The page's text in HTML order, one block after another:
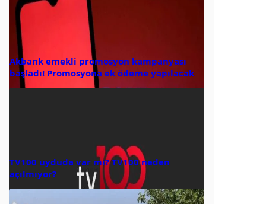
Akbank emekli promosyon kampanyası
başladı! Promosyona ek ödeme yapılacak
TV100 uyduda var mı? TV100 neden
açılmıyor?